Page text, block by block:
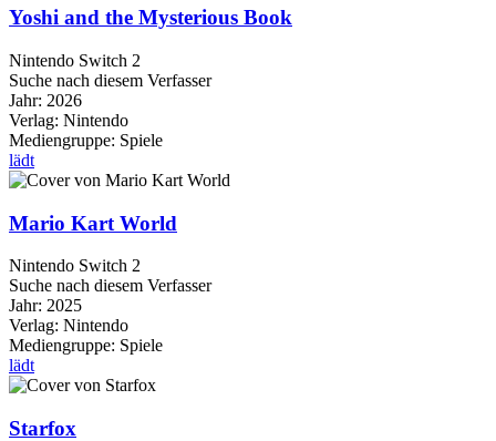
Yoshi and the Mysterious Book
Nintendo Switch 2
Suche nach diesem Verfasser
Jahr: 2026
Verlag: Nintendo
Mediengruppe: Spiele
lädt
Mario Kart World
Nintendo Switch 2
Suche nach diesem Verfasser
Jahr: 2025
Verlag: Nintendo
Mediengruppe: Spiele
lädt
Starfox